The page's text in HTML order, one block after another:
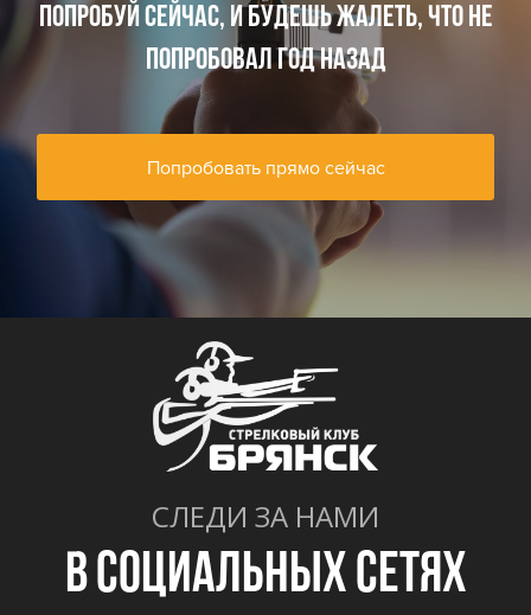
ПОПРОБУЙ СЕЙЧАС, И БУДЕШЬ ЖАЛЕТЬ, ЧТО НЕ
ПОПРОБОВАЛ ГОД НАЗАД
Попробовать прямо сейчас
СЛЕДИ ЗА НАМИ
В СОЦИАЛЬНЫХ СЕТЯХ